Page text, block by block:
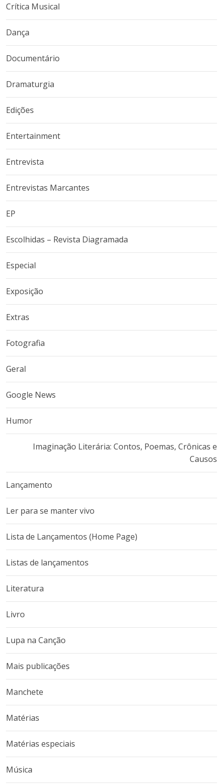
Crítica Musical
Dança
Documentário
Dramaturgia
Edições
Entertainment
Entrevista
Entrevistas Marcantes
EP
Escolhidas – Revista Diagramada
Especial
Exposição
Extras
Fotografia
Geral
Google News
Humor
Imaginação Literária: Contos, Poemas, Crônicas e
Causos
Lançamento
Ler para se manter vivo
Lista de Lançamentos (Home Page)
Listas de lançamentos
Literatura
Livro
Lupa na Canção
Mais publicações
Manchete
Matérias
Matérias especiais
Música